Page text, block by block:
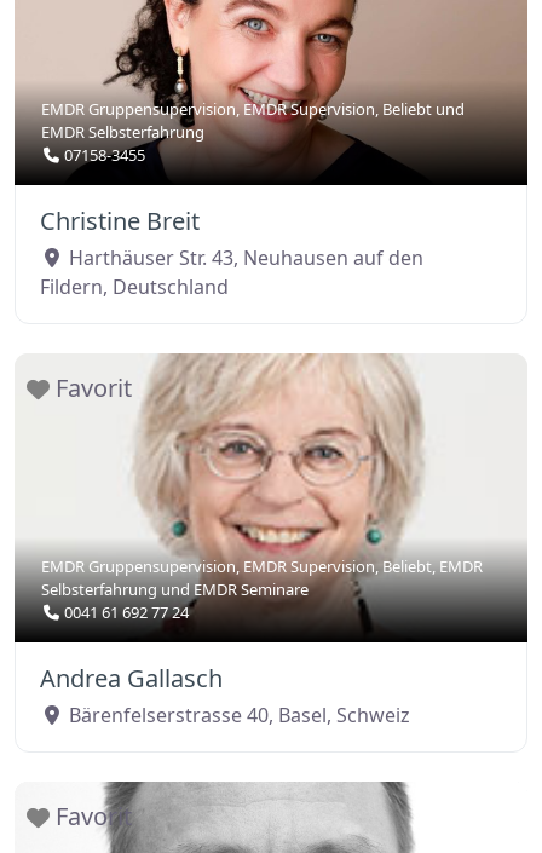
EMDR Gruppensupervision,EMDR Supervision,Beliebt und
EMDR Selbsterfahrung
07158-3455
Christine Breit
Harthäuser Str. 43, Neuhausen auf den
Fildern, Deutschland
Favorit
EMDR Gruppensupervision, EMDR Supervision, Beliebt,EMDR
SelbsterfahrungundEMDR Seminare
0041 61 692 77 24
Andrea Gallasch
Bärenfelserstrasse 40, Basel, Schweiz
Favorit